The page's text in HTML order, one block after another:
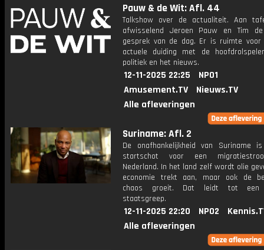
Pauw & de Wit: Afl. 44
Talkshow over de actualiteit. Aan
afwisselend Jeroen Pauw en Tim
gesprek van de dag. Er is ruimte
actuele duiding met de
politiek en het nieuws.
12-11-2025 22:25
NPO1
Amusement.TV
Nieuws.TV
Alle afleveringen
Suriname: Afl. 2
De onafhankelijkheid van Suriname
startschot voor een
Nederland. In het land zelf wordt olie
economie trekt aan, maar ook de
chaos groeit. Dat leidt tot een
staatsgreep.
12-11-2025 22:20 NPO2
Alle afleveringen